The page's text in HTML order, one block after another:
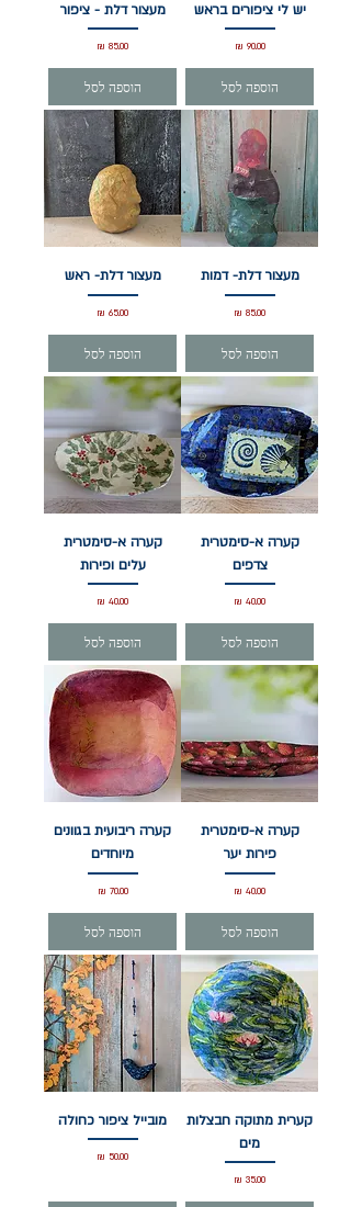
יש לי ציפורים בראש
מחיר‏90.00 ‏₪
הוספה לסל
מעצור דלת - ציפור
מחיר
הוספה לסל
מעצור דלת- דמות
מחיר
הוספה לסל
מעצור דלת- ראש
מחיר
הוספה לסל
קערה א-סימטרית
צדפים
מחיר
הוספה לסל
קערה א-סימטרית
עלים ופירות
מחיר
הוספה לסל
קערה א-סימטרית
פירות יער
מחיר
הוספה לסל
קערה ריבועית בגוונים
מיוחדים
מחיר‏70.00 ‏₪
הוספה לסל
קערית מתוקה חבצלות
מים
מחיר
מובייל ציפור כחולה
מחיר